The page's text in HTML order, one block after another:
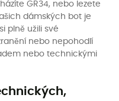
GR34, nebo lezete
dámských bot je
plně užili své
nebo nepohodlí
nebo technickými